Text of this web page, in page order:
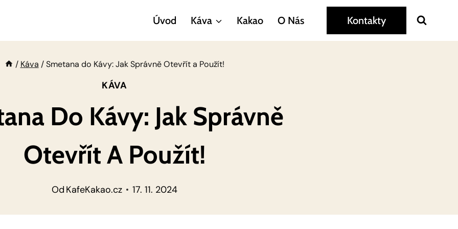
Úvod Káva Kakao O Nás Kontakty
/ Káva / Smetana do Kávy: Jak Správně Otevřít a Použít!
KÁVA
Do Kávy: Jak Správně
Otevřít A Použít!
Od KafeKakao.cz 17. 11. 2024